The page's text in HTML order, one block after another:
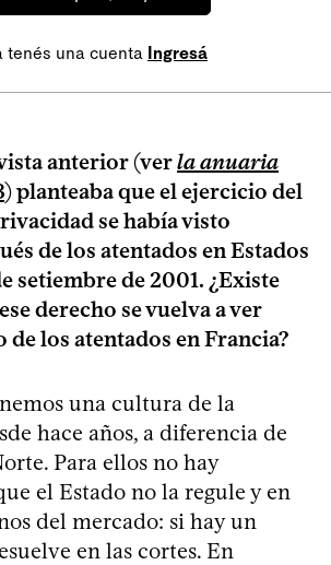
tenés una cuenta Ingresá
anterior (verla anuaria
) planteaba que el ejercicio del
se había visto
de los atentados en Estados
setiembre de 2001. ¿Existe
derecho se vuelva a ver
de los atentados en Francia?
una cultura de la
hace años, a diferencia de
Para ellos no hay
el Estado no la regule y en
del mercado: si hay un
en las cortes. En